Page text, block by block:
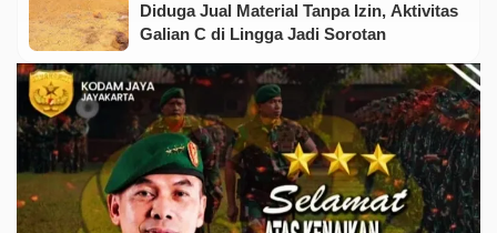
Diduga Jual Material Tanpa Izin, Aktivitas
Galian C di Lingga Jadi Sorotan